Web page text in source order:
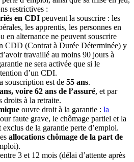
restrictives :
en CDI peuvent la souscrire : les
les apprentis, les personnes en
en alternance ne peuvent souscrire
CDD (Contrat à Durée Déterminée) y
travaillé au moins 90 jours à
ne sera activée que si le
d’un CDI.
souscription est de 55 ans.
voire 62 ans de l’assuré, et par
droits à la retraite.
ouvre droit à la garantie : la
faute grave, le chômage partiel et la
de la garantie perte d’emploi.
allocations chômage de la part de
3 et 12 mois (délai d’attente après